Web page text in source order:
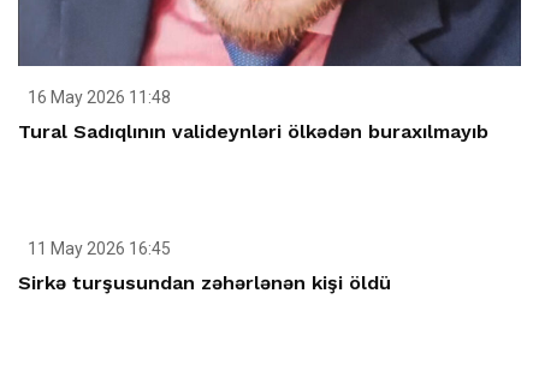
16 May 2026 11:48
Tural Sadıqlının valideynləri ölkədən buraxılmayıb
11 May 2026 16:45
Sirkə turşusundan zəhərlənən kişi öldü